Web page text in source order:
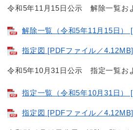
令和5年11月15日公示 解除一覧お
解除一覧（令和5年11月15日）
指定図 [PDFファイル／4.12MB]
令和5年10月31日公示 指定一覧お
指定一覧（令和5年10月31日）
指定図 [PDFファイル／4.12MB]